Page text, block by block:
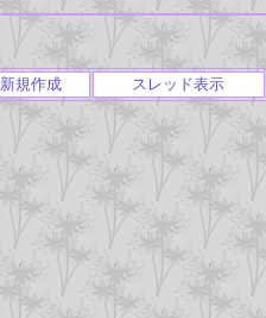
新規作成 スレッド表示